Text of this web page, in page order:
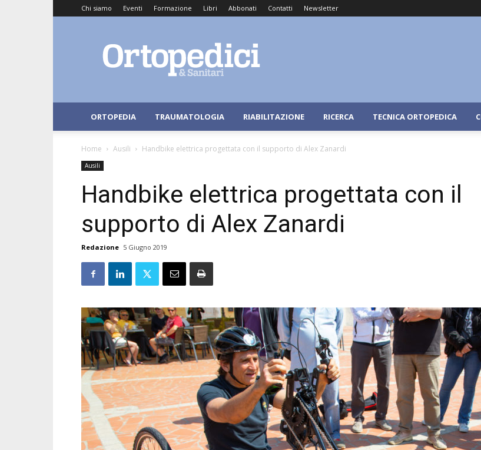
Chi siamo Eventi Formazione Libri Abbonati Contatti Newsletter
e
Sanitari
ORTOPEDIA TRAUMATOLOGIA RIABILITAZIONE RICERCA TECNICA ORTOPEDICA
Home Ausili Handbike elettrica progettata con il supporto di Alex Zanardi
Ausili
Handbike elettrica progettata con il
supporto di Alex Zanardi
Redazione 5 Giugno 2019